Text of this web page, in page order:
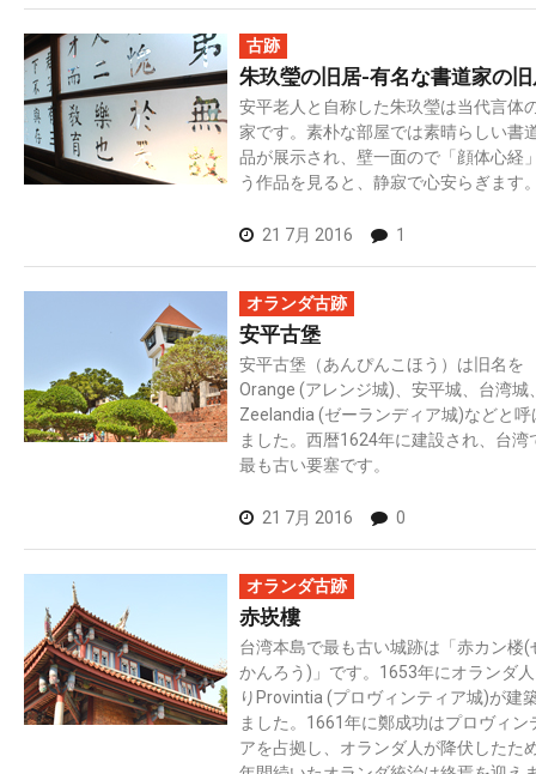
古跡
朱玖瑩の旧居-有名な書道家の
安平老人と自称した朱玖瑩は当代言体
家です。素朴な部屋では素晴らしい書
品が展示され、壁一面ので「顔体心経
う作品を見ると、静寂で心安らぎます
21 7月 2016 1
オランダ古跡
安平古堡
安平古堡（あんぴんこほう）は旧名を
Orange (アレンジ城)、安平城、台湾城
Zeelandia (ゼーランディア城)などと呼
ました。西暦1624年に建設され、台湾
最も古い要塞です。
21 7月 2016 0
オランダ古跡
赤崁樓
台湾本島で最も古い城跡は「赤カン楼(
かんろう)」です。1653年にオランダ
りProvintia (プロヴィンティア城)が建
ました。1661年に鄭成功はプロヴィン
アを占拠し、オランダ人が降伏したた